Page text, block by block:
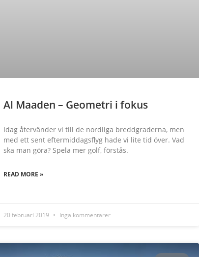
Al Maaden – Geometri i fokus
Idag återvänder vi till de nordliga breddgraderna, men
med ett sent eftermiddagsflyg hade vi lite tid över. Vad
ska man göra? Spela mer golf, förstås.
READ MORE »
20 februari 2019 Inga kommentarer